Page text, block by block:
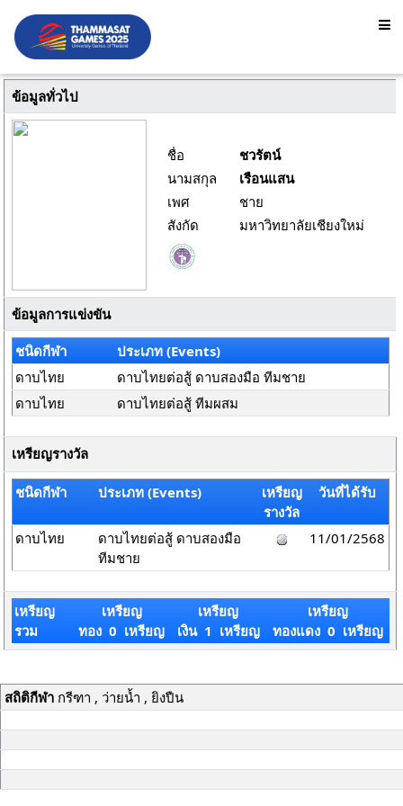
ข้อมูลทั่วไป
ชื่อ
ชวรัตน์
นามสกุล
เรือนแสน
เพศ
ชาย
สังกัด
มหาวิทยาลัยเชียงใหม่
ข้อมูลการแข่งขัน
ชนิดกีฬา
ประเภท (Events)
ดาบไทย
ดาบไทยต่อสู้ ดาบสองมือ ทีมชาย
ดาบไทย
ดาบไทยต่อสู้ ทีมผสม
เหรียญรางวัล
ชนิดกีฬา ประเภท (Events)
เหรียญ
รางวัล
วันที่ได้รับ
ดาบไทย
ดาบไทยต่อสู้ ดาบสองมือ
ทีมชาย
11/01/2568
เหรียญ
รวม
เหรียญ
ทอง 0 เหรียญ
เหรียญ
เงิน 1 เหรียญ
เหรียญ
ทองแดง 0 เหรียญ
สถิติกีฬากรีฑา , ว่ายน้ำ , ยิงปืน